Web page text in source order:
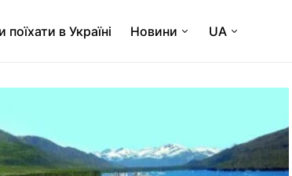
поїхати в Україні Новини UA